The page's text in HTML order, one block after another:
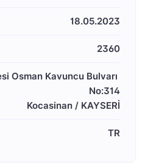
18.05.2023
2360
Osman Kavuncu Bulvarı
No:314
Kocasinan / KAYSERİ
TR